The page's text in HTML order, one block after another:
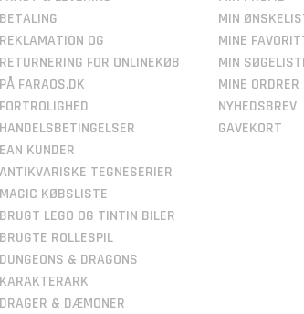
BETALING
REKLAMATION OG
RETURNERING FOR ONLINEKØB
PÅ FARAOS.DK
FORTROLIGHED
HANDELSBETINGELSER
EAN KUNDER
ANTIKVARISKE TEGNESERIER
MAGIC KØBSLISTE
BRUGT LEGO OG TINTIN BILER
BRUGTE ROLLESPIL
DUNGEONS & DRAGONS
KARAKTERARK
DRAGER & DÆMONER
MIN
MINE
MIN
MINE ORDRER
NYHEDSBREV
GAVEKORT